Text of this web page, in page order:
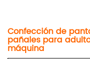
Confección de
pañales para
máquina